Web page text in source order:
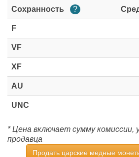
Сохранность ?
F
VF
XF
AU
UNC
* Цена включает сумму комиссии,
продавца
Продать царские медные